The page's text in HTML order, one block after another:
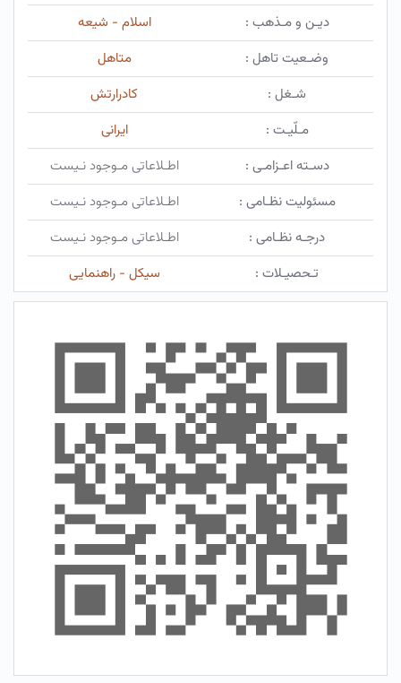
دیـن و مـذهب :
اسلام - شیعه
وضـعیت تاهل :
متاهل
شـغل :
کادرارتش
مـلّیـت :
ایرانی
دسـته اعـزامـی :
اطـلاعاتی مـوجود نـیست
مسئولیت نظـامی :
اطـلاعاتی مـوجود نـیست
درجـه نظـامی :
اطـلاعاتی مـوجود نـیست
تـحصیـلات :
سیکل - راهنمایی